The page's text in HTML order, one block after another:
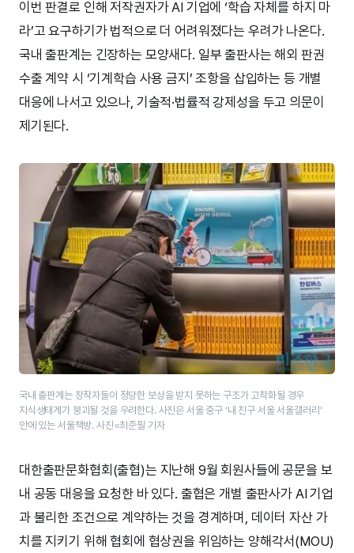
이번 판결로 인해 저작권자가 AI 기업에 ‘학습 자체를 하지 마
라’고 요구하기가 법적으로 더 어려워졌다는 우려가 나온다.
국내 출판계는 긴장하는 모양새다. 일부 출판사는 해외 판권
수출 계약 시 ‘기계학습 사용 금지’ 조항을 삽입하는 등 개별
대응에 나서고 있으나, 기술적·법률적 강제성을 두고 의문이
제기된다.
국내 출판계는 창작자들이 정당한 보상을 받지 못하는 구조가 고착화될 경우
지식생태계가 붕괴될 것을 우려한다. 사진은 서울 중구 ‘내 친구 서울 서울갤러리’
안에 있는 서울책방. 사진=최준필 기자
대한출판문화협회(출협)는 지난해 9월 회원사들에 공문을 보
내 공동 대응을 요청한 바 있다. 출협은 개별 출판사가 AI 기업
과 불리한 조건으로 계약하는 것을 경계하며, 데이터 자산 가
치를 지키기 위해 협회에 협상권을 위임하는 양해각서(MOU)